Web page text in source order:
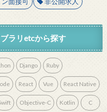
ラリetcから探す
Django Ruby
React Vue React Native
Objective-C Kotlin C